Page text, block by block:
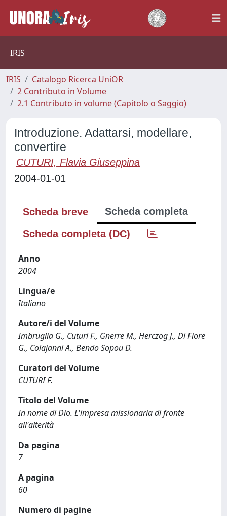
IRIS
IRIS
Catalogo Ricerca UniOR
2 Contributo in Volume
2.1 Contributo in volume (Capitolo o Saggio)
Introduzione. Adattarsi, modellare,
convertire
CUTURI, Flavia Giuseppina
2004-01-01
Scheda breve
Scheda completa
Scheda completa (DC)
Anno
2004
Lingua/e
Italiano
Autore/i del Volume
Imbruglia G., Cuturi F., Gnerre M., Herczog J., Di Fiore
G., Colajanni A., Bendo Sopou D.
Curatori del Volume
CUTURI F.
Titolo del Volume
In nome di Dio. L'impresa missionaria di fronte
all'alterità
Da pagina
7
A pagina
60
Numero di pagine